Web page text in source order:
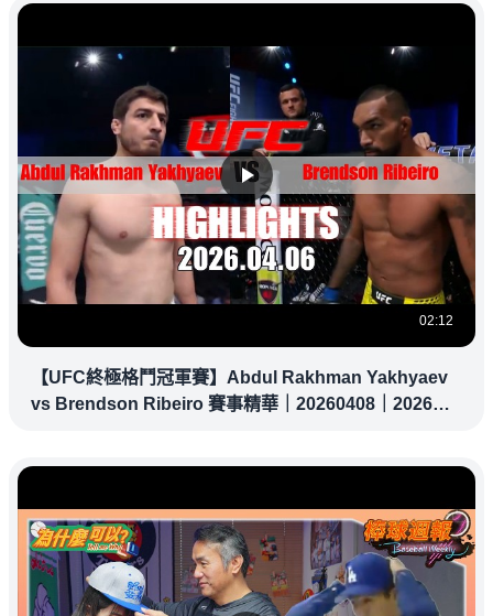
02:12
【UFC終極格鬥冠軍賽】Abdul Rakhman Yakhyaev
vs Brendson Ribeiro 賽事精華｜20260408｜2026